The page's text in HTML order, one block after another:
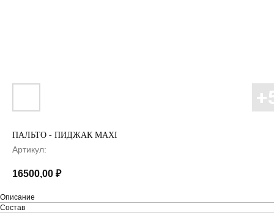
ПАЛЬТО - ПИДЖАК MAXI
Артикул:
16500,00 ₽
Описание
Состав